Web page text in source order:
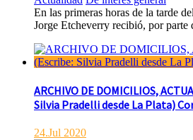
En las primeras horas de la tarde
Jorge Etcheverry recibió, por parte
ARCHIVO DE DOMICILIOS,
Silvia Pradelli desde La Plata)
24.Jul 2020